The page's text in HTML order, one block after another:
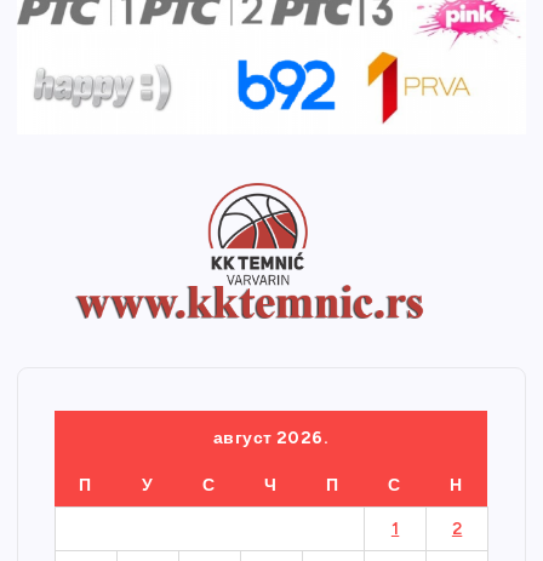
август 2026.
П У С Ч П С Н
1 2